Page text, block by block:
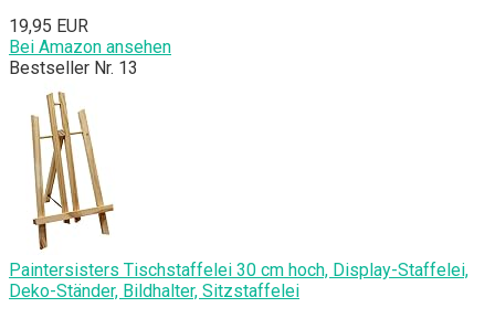
19,95 EUR
Bei Amazon ansehen
Bestseller Nr. 13
Paintersisters Tischstaffelei 30 cm hoch, Display-Staffelei,
Deko-Ständer, Bildhalter, Sitzstaffelei